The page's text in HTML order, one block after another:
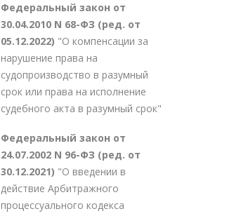
Федеральный закон от
30.04.2010 N 68-ФЗ (ред. от
05.12.2022) "О компенсации за
нарушение права на
судопроизводство в разумный
срок или права на исполнение
судебного акта в разумный срок"
Федеральный закон от
24.07.2002 N 96-ФЗ (ред. от
30.12.2021) "О введении в
действие Арбитражного
процессуального кодекса